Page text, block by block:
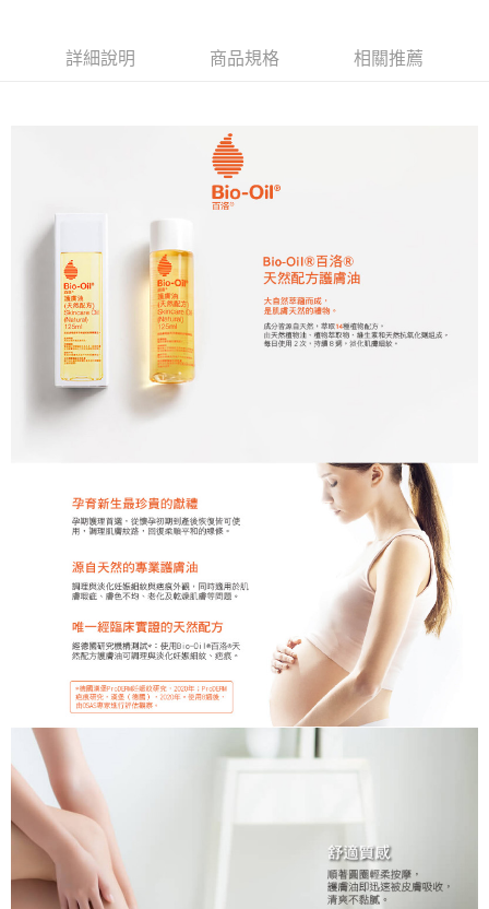
結帳頁面，進行簡訊認證並確認金額後，即可完成結帳。
※ 請注意：結帳手續完成當下不需立刻繳費，但若您需要取消訂單，請聯絡
購買商品的店家。未經商家同意取消之訂單仍視為有效，需透過AFTEE先享
※ 交易是否成功請以「AFTEE先享後付 」之結帳頁面顯示為準，若有關於
是否繳費成功／繳費後需取消欲退款等相關疑問，請聯繫「AFTEE先享後付
客戶支援中心」
【注意事項】
１．透過由恩沛科技股份有限公司提供之「AFTEE先享後付」服務完成之交
易，需依本服務之必要範圍內提供個人資料，並將交易相關給付款項請求債
權轉讓予恩沛科技股份有限公司。
２．關於個人資料處理事宜，請瀏覽以下網址：
https://aftee.tw/terms/#terms3
３．未成年的使用者請事先徵得法定代理人或監護人之同意方可使用
「AFTEE先享後付」，若未經同意申辦者引起之損失，本公司不負相關責
時審查核予不同之上限額度；若仍有額度不足之情形，本公司將視審查結果
５．嚴禁一人註冊多個帳號或使用他人資訊註冊。若發現惡意使用之情形，
恩沛科技股份有限公司將有權停止該用戶之使用額度並採取法律行動。
付款後全家取貨
每筆NT$60，滿NT$590(含以上)免運費
每筆NT$60，滿NT$590(含以上)免運費
每筆NT$100，滿NT$590(含以上)免運費
離島宅配
每筆NT$150，滿NT$890(含以上)免運費
詳細說明 商品規格 相關推薦